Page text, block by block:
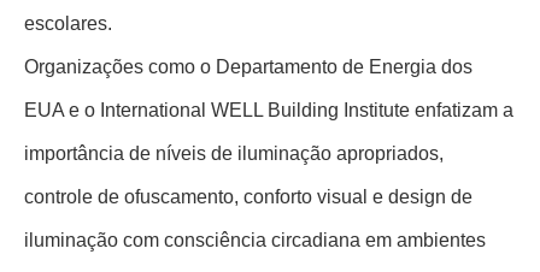
escolares.
Organizações como o Departamento de Energia dos
EUA e o International WELL Building Institute enfatizam a
importância de níveis de iluminação apropriados,
controle de ofuscamento, conforto visual e design de
iluminação com consciência circadiana em ambientes